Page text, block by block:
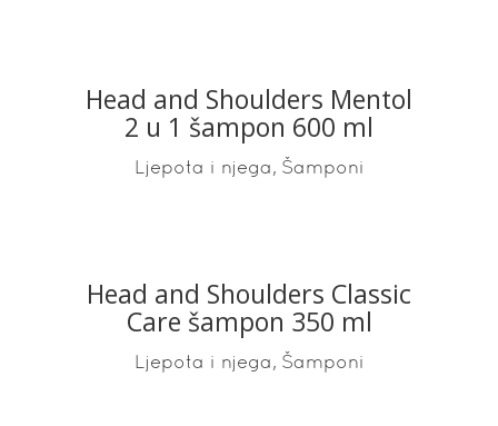
READ MORE
Head and Shoulders Mentol
2 u 1 šampon 600 ml
Ljepota i njega, Šamponi
READ MORE
Head and Shoulders Classic
Care šampon 350 ml
Ljepota i njega, Šamponi